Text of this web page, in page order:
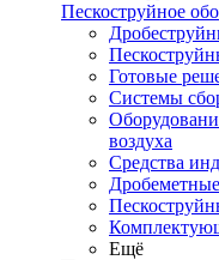
Пескоструйное
Готовые
Системы
воздуха
Средства
Ещё